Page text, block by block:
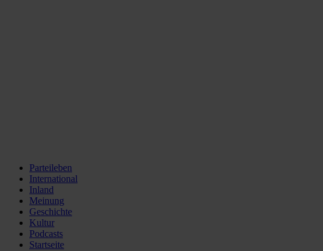
Parteileben
International
Inland
Meinung
Geschichte
Kultur
Podcasts
Startseite